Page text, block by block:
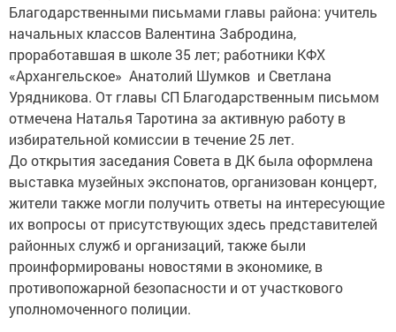
Благодарственными письмами главы района: учитель
начальных классов Валентина Забродина,
проработавшая в школе 35 лет; работники КФХ
«Архангельское» Анатолий Шумков и Светлана
Урядникова. От главы СП Благодарственным письмом
отмечена Наталья Таротина за активную работу в
избирательной комиссии в течение 25 лет.
До открытия заседания Совета в ДК была оформлена
выставка музейных экспонатов, организован концерт,
жители также могли получить ответы на интересующие
их вопросы от присутствующих здесь представителей
районных служб и организаций, также были
проинформированы новостями в экономике, в
противопожарной безопасности и от участкового
уполномоченного полиции.